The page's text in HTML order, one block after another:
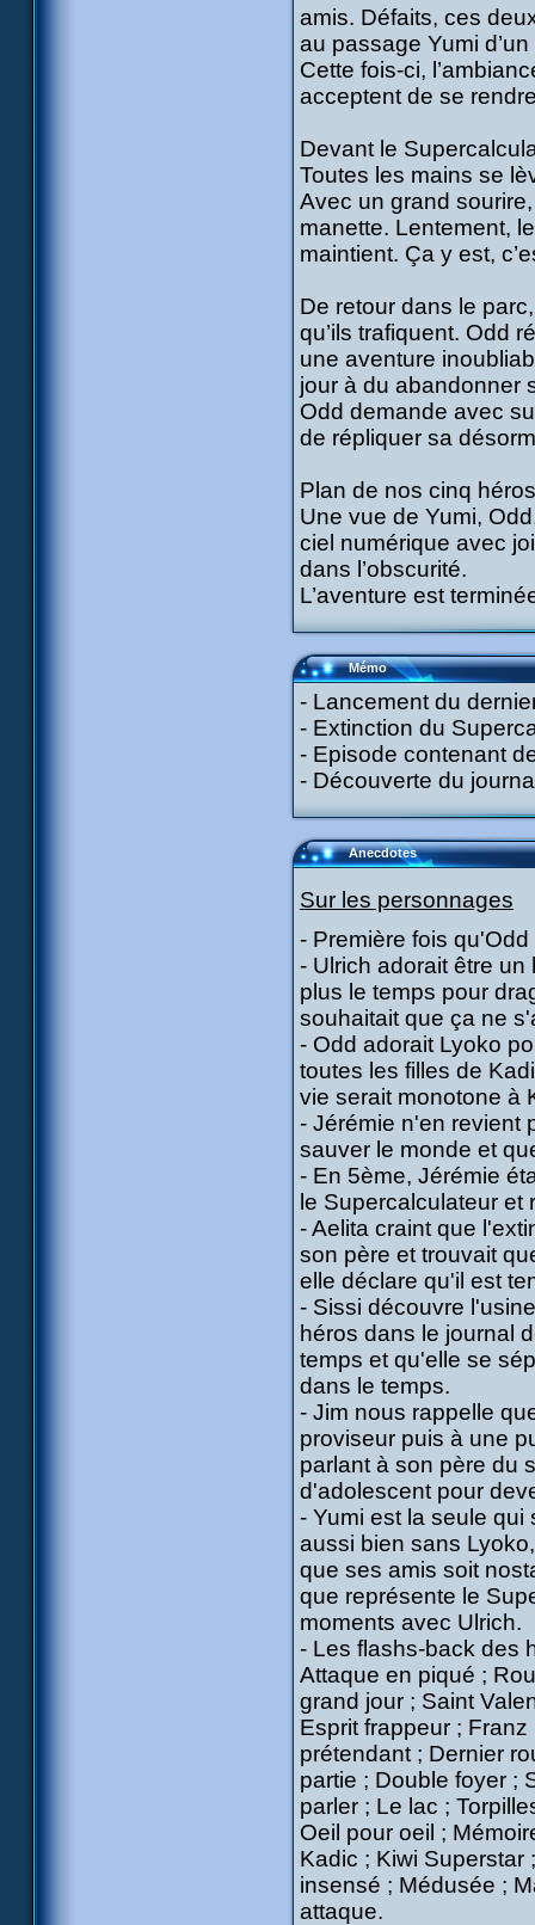
amis. Défaits, ces
au passage Yumi
Cette fois-ci,
acceptent de se
Devant le
Toutes les mains se
Avec un grand
manette. Lentement,
maintient. Ça y est,
De retour dans le
qu’ils trafiquent. Odd
une aventure
jour à du abandonner
Odd demande avec
de répliquer sa
Plan de nos cinq
Une vue de Yumi,
ciel numérique avec
dans l’obscurité.
L’aventure est
Mémo
- Lancement du
- Extinction du
- Episode contenant
- Découverte du
Anecdotes
Sur les personnages
- Première fois
- Ulrich adorait être
plus le temps pour
souhaitait que ça ne
- Odd adorait Lyoko
toutes les filles de
vie serait monotone à
- Jérémie n'en revient
sauver le monde et
- En 5ème, Jérémie
le Supercalculateur et
- Aelita craint que
son père et trouvait
elle déclare qu'il est
- Sissi découvre
héros dans le journal
temps et qu'elle se
dans le temps.
- Jim nous rappelle
proviseur puis à une
parlant à son père du
d'adolescent pour
- Yumi est la seule
aussi bien sans
que ses amis soit
que représente le
moments avec Ulrich.
- Les flashs-back des
Attaque en piqué ;
grand jour ; Saint
Esprit frappeur ;
prétendant ; Dernier
partie ; Double foyer ;
parler ; Le lac ;
Oeil pour oeil ;
Kadic ; Kiwi
insensé ; Médusée ;
attaque.